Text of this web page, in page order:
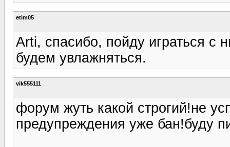
etim05
Arti, спасибо, пойду играться с
будем увлажняться.
vik555111
форум жуть какой строгий!не
предупреждения уже бан!буду